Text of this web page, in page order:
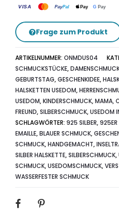
VISA PayPal Pay G Pay
Frage zum Produkt
ARTIKELNUMMER:ONMDUS04
SCHMUCKSTÜCKE,
GEBURTSTAG,GESCHENKIDEE,
HALSKETTEN USEDOM,
USEDOM,KINDERSCHMUCK,MAMA,
FREUND,SILBERSCHMUCK,USEDOM
SCHLAGWÖRTER:925 SILBER,925ER
EMAILLE,BLAUER SCHMUCK,
SCHMUCK,HANDGEMACHT,
SILBER HALSKETTE,SILBERSCHMUCK,
SCHMUCK,USEDOMSCHMUCK,
WASSERFESTER SCHMUCK
SHARE